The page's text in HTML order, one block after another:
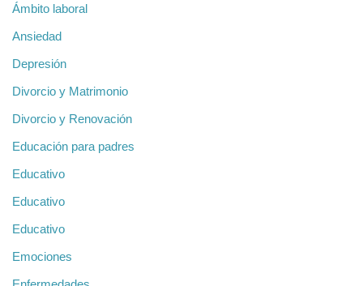
Ámbito laboral
Ansiedad
Depresión
Divorcio y Matrimonio
Divorcio y Renovación
Educación para padres
Educativo
Educativo
Educativo
Emociones